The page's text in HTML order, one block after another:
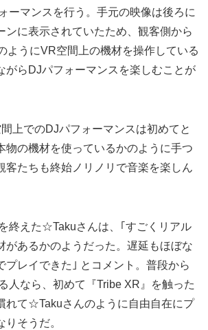
ーマンスを行う。手元の映像は後ろに
ンに表示されていたため、観客側から
ようにVR空間上の機材を操作している
がらDJパフォーマンスを楽しむことが
上でのDJパフォーマンスは初めてと
物の機材を使っているかのように手つ
客たちも終始ノリノリで音楽を楽しん
終えた☆Takuさんは、｢すごくリアル
があるかのようだった。遅延もほぼな
プレイできた｣ とコメント。普段から
人なら、初めて『Tribe XR』を触った
れて☆Takuさんのように自由自在にプ
そうだ。